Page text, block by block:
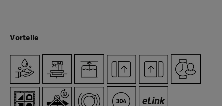
Vorteile